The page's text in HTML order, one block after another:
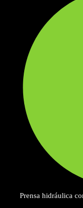
Prensa hidráulica